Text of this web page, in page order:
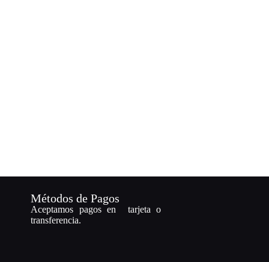
Métodos de Pagos
Aceptamos pagos en tarjeta o
transferencia.